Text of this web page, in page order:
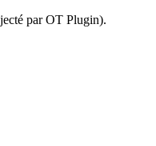
par OT Plugin).